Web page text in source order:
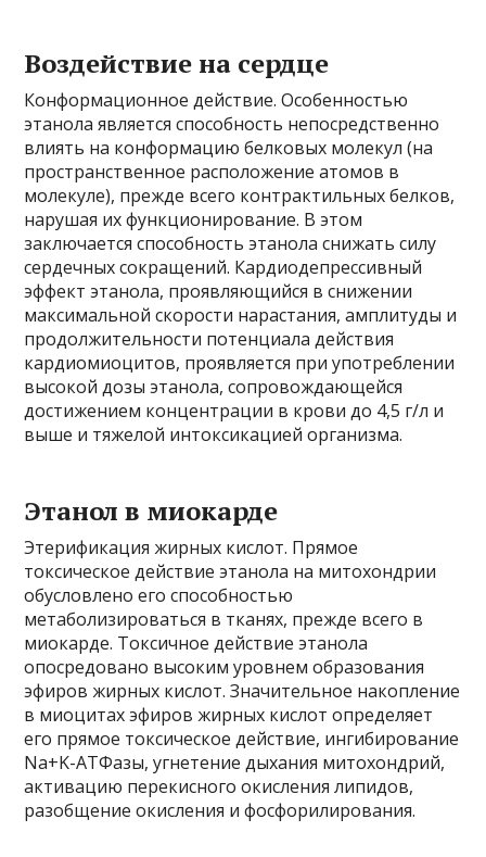
Воздействие на сердце
Конформационное действие. Особенностью
этанола является способность непосредственно
влиять на конформацию белковых молекул (на
пространственное расположение атомов в
молекуле), прежде всего контрактильных белков,
нарушая их функционирование. В этом
заключается способность этанола снижать силу
сердечных сокращений. Кардиодепрессивный
эффект этанола, проявляющийся в снижении
максимальной скорости нарастания, амплитуды и
продолжительности потенциала действия
кардиомиоцитов, проявляется при употреблении
высокой дозы этанола, сопровождающейся
достижением концентрации в крови до 4,5 г/л и
выше и тяжелой интоксикацией организма.
Этанол в миокарде
Этерификация жирных кислот. Прямое
токсическое действие этанола на митохондрии
обусловлено его способностью
метаболизироваться в тканях, прежде всего в
миокарде. Токсичное действие этанола
опосредовано высоким уровнем образования
эфиров жирных кислот. Значительное накопление
в миоцитах эфиров жирных кислот определяет
его прямое токсическое действие, ингибирование
Na+K-АТФазы, угнетение дыхания митохондрий,
активацию перекисного окисления липидов,
разобщение окисления и фосфорилирования.